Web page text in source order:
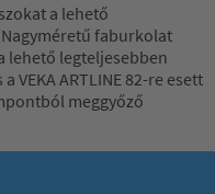
a lehető
faburkolat
lehető legteljesebben
VEKA ARTLINE 82-re esett
meggyőző